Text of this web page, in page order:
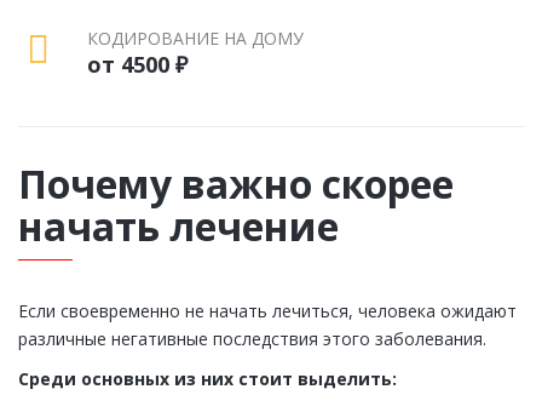
КОДИРОВАНИЕ НА ДОМУ
от 4500 ₽
Почему важно скорее
начать лечение
Если своевременно не начать лечиться, человека ожидают
различные негативные последствия этого заболевания.
Среди основных из них стоит выделить: